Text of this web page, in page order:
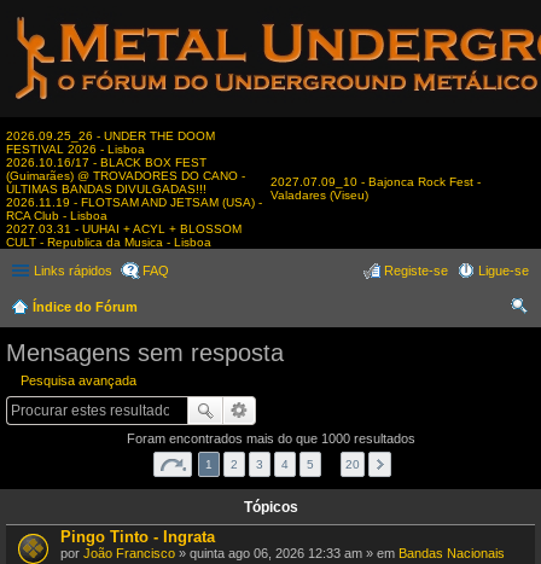
2026.09.25_26 - UNDER THE DOOM
FESTIVAL 2026 - Lisboa
2026.10.16/17 - BLACK BOX FEST
(Guimarães) @ TROVADORES DO CANO -
ÚLTIMAS BANDAS DIVULGADAS!!!
2026.11.19 - FLOTSAM AND JETSAM (USA) -
RCA Club - Lisboa
2027.03.31 - UUHAI + ACYL + BLOSSOM
CULT - Republica da Musica - Lisboa
2027.07.09_10 - Bajonca Rock Fest -
Valadares (Viseu)
Links rápidos FAQ Ligue-se
Registe-se
Índice do Fórum
Mensagens sem resposta
Pesquisa avançada
Foram encontrados mais do que 1000 resultados
1 2 3 4 5 20
Tópicos
Pingo Tinto - Ingrata
por João Francisco » quinta ago 06, 2026 12:33 am » em Bandas Nacionais